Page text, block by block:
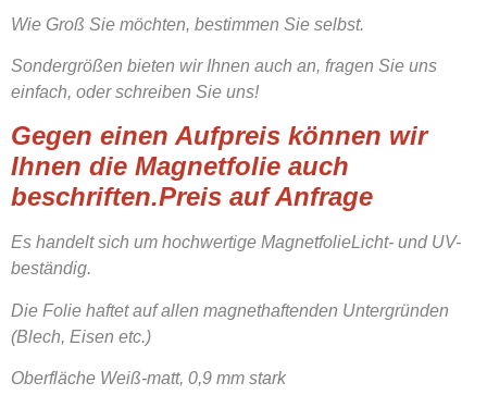
Wie Groß Sie möchten, bestimmen Sie selbst.
Sondergrößen bieten wir Ihnen auch an, fragen Sie uns
einfach, oder schreiben Sie uns!
Gegen einen Aufpreis können wir
Ihnen die Magnetfolie auch
beschriften.Preis auf Anfrage
Es handelt sich um hochwertige MagnetfolieLicht- und UV-
beständig.
Die Folie haftet auf allen magnethaftenden Untergründen
(Blech, Eisen etc.)
Oberfläche Weiß-matt, 0,9 mm stark